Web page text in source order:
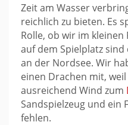
Zeit am Wasser
reichlich zu bieten. Es
Rolle, ob wir im kleinen
auf dem Spielplatz
an der Nordsee. Wir
einen Drachen mit,
ausreichend Wind zum
Sandspielzeug und ein
fehlen.